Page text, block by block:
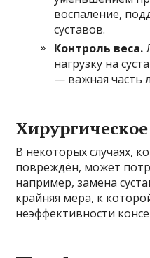
воспаление,
суставов.
Контроль веса.
нагрузку на
— важная часть
В некоторых случаях,
повреждён, может
например, замена
крайняя мера, к
неэффективности